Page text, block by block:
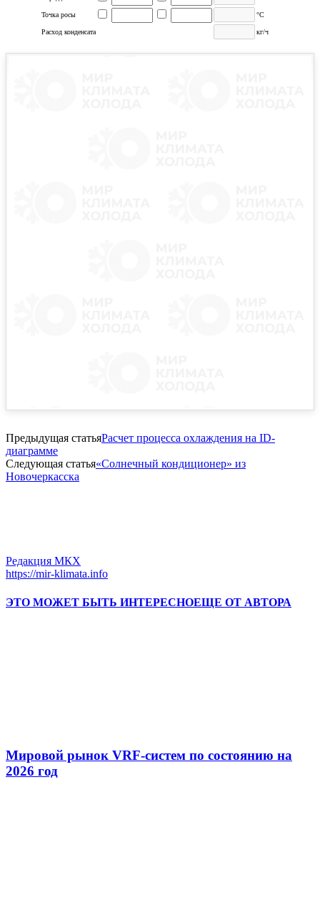
Точка росы °С
Расход конденсата кг/ч
Предыдущая статьяРасчет процесса охлаждения на ID-
диаграмме
Следующая статья«Солнечный кондиционер» из
Новочеркасска
Редакция МКХ
https://mir-klimata.info
ЭТО МОЖЕТ БЫТЬ ИНТЕРЕСНОЕЩЕ ОТ АВТОРА
Мировой рынок VRF-систем по состоянию на
2026 год